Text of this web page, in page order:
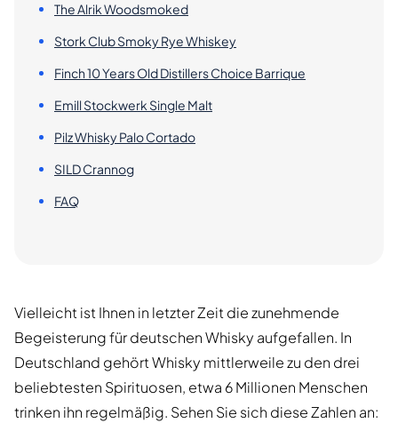
The Alrik Woodsmoked
Stork Club Smoky Rye Whiskey
Finch 10 Years Old Distillers Choice Barrique
Emill Stockwerk Single Malt
Pilz Whisky Palo Cortado
SILD Crannog
FAQ
Vielleicht ist Ihnen in letzter Zeit die zunehmende
Begeisterung für deutschen Whisky aufgefallen. In
Deutschland gehört Whisky mittlerweile zu den drei
beliebtesten Spirituosen, etwa 6 Millionen Menschen
trinken ihn regelmäßig. Sehen Sie sich diese Zahlen an: